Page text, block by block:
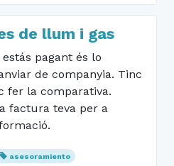
de llum i gas
pagant és lo
de companyia. Tinc
fer la comparativa.
factura teva per a
asesoramiento